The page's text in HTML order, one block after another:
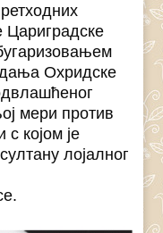
Цариградске
Охридске
мери против
којом је
лојалног